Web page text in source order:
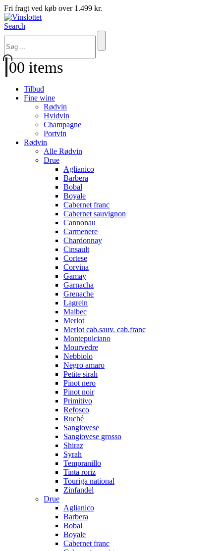
Fri fragt ved køb over 1.499 kr.
Search
00 items
Tilbud
Fine wine
Rødvin
Hvidvin
Champagne
Portvin
Rødvin
Alle Rødvin
Drue
Aglianico
Barbera
Bobal
Boyale
Cabernet franc
Cabernet sauvignon
Cannonau
Carmenere
Chardonnay
Cinsault
Cortese
Corvina
Gamay
Garnacha
Grenache
Lagrein
Malbec
Merlot
Merlot cab.sauv. cab.franc
Montepulciano
Mourvedre
Nebbiolo
Negro amaro
Petite sirah
Pinot nero
Pinot noir
Primitivo
Refosco
Ruché
Sangiovese
Sangiovese grosso
Shiraz
Syrah
Tempranillo
Tinta roriz
Touriga national
Zinfandel
Drue
Aglianico
Barbera
Bobal
Boyale
Cabernet franc